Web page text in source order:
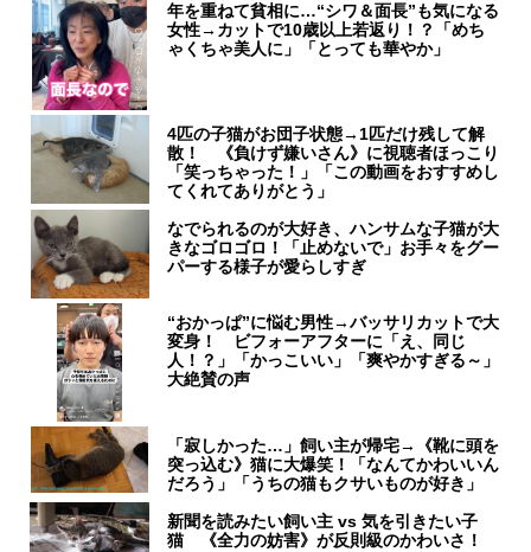
年を重ねて貧相に…“シワ＆面長”も気になる
女性→カットで10歳以上若返り！？「めち
ゃくちゃ美人に」「とっても華やか」
4匹の子猫がお団子状態→1匹だけ残して解
散！ 《負けず嫌いさん》に視聴者ほっこり
「笑っちゃった！」「この動画をおすすめし
てくれてありがとう」
なでられるのが大好き、ハンサムな子猫が大
きなゴロゴロ！「止めないで」お手々をグー
パーする様子が愛らしすぎ
“おかっぱ”に悩む男性→バッサリカットで大
変身！ ビフォーアフターに「え、同じ
人！？」「かっこいい」「爽やかすぎる～」
大絶賛の声
「寂しかった…」飼い主が帰宅→《靴に頭を
突っ込む》猫に大爆笑！「なんてかわいいん
だろう」「うちの猫もクサいものが好き」
新聞を読みたい飼い主 vs 気を引きたい子
猫 《全力の妨害》が反則級のかわいさ！